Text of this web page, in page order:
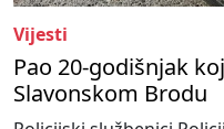
Vijesti
Pao 20-godišnjak
Slavonskom Brodu